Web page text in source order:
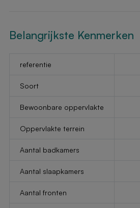
Belangrijkste Kenmerken
referentie
Soort
Bewoonbare oppervlakte
Oppervlakte terrein
Aantal badkamers
Aantal slaapkamers
Aantal fronten